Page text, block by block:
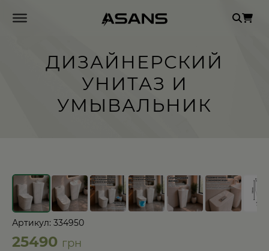
ДИЗАЙНЕРСКИЙ
УНИТАЗ И
УМЫВАЛЬНИК
← →
Артикул: 334950
25490 грн